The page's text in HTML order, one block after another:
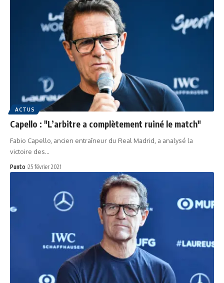
ACTUS
Capello : "L’arbitre a complètement ruiné le match"
Fabio Capello, ancien entraîneur du Real Madrid, a analysé la
victoire des…
Punto 25 février 2021